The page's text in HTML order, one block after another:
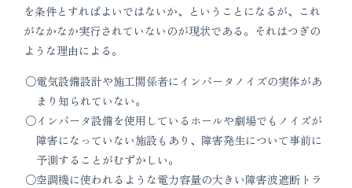
を条件とすればよいではないか、ということになるが、これ
がなかなか実行されていないのが現状である。それはつぎの
ような理由による。
電気設備設計や施工関係者にインバータノイズの実体があ
まり知られていない。
インバータ設備を使用しているホールや劇場でもノイズが
障害になっていない施設もあり、障害発生について事前に
予測することがむずかしい。
空調機に使われるような電力容量の大きい障害波遮断トラ